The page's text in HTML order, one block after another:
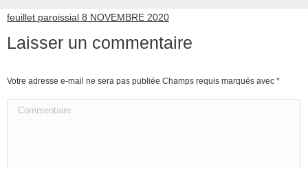
feuillet paroissial 8 NOVEMBRE 2020
Laisser un commentaire
Votre adresse e-mail ne sera pas publiée Champs requis marqués avec *
Commentaire